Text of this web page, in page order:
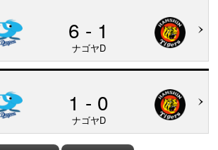
6 - 1
ナゴヤD
1 - 0
ナゴヤD